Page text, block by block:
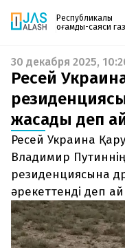
Республикалық
қоғамдық-саяси
Жаңалықтар
Спорт
Live
Руханият
Аймақ
Архив
Заң және тәртіп
Редакциямен байланыс
+7 708 604 51 06
Жарнама бөлімі
+7 701 220 64 52
Пошта
Газетке
PDF форматтағы
поштаңызға алып
шыққан сәтте сізге
енгізіңіз, біз қалғанын
30 декабря 2025,
Ресей
жасады деп
Ресей Украина
Владимир
резиденциясына
әрекеттенді деп